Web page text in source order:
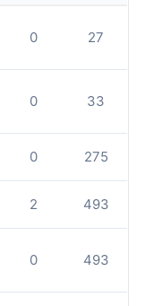
0 27
0 33
0 275
2 493
0 493